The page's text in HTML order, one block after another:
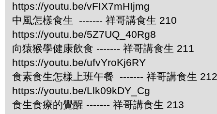
https://youtu.be/vFIX7mHIjmg
中風怎樣食生 ------- 祥哥講食生 210
https://youtu.be/5Z7UQ_40Rg8
向猿猴學健康飲食 ------- 祥哥講食生 211
https://youtu.be/ufvYroKj6RY
食素食生怎樣上班午餐 ------- 祥哥講食生 212
https://youtu.be/Llk09kDY_Cg
食生食療的覺醒 ------- 祥哥講食生 213